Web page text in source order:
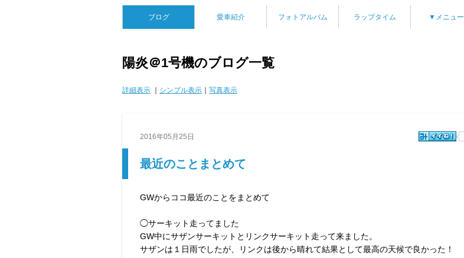
ブログ 愛車紹介 フォトアルバム ラップタイム ▼メニュー
陽炎＠1号機のブログ一覧
詳細表示 シンプル表示 写真表示
2016年05月25日
最近のことまとめて
GWからココ最近のことをまとめて
◯サーキット走ってました
GW中にサザンサーキットとリンクサーキット走って来ました。
サザンは１日雨でしたが、リンクは後から晴れて結果として最高の天候で良かった！